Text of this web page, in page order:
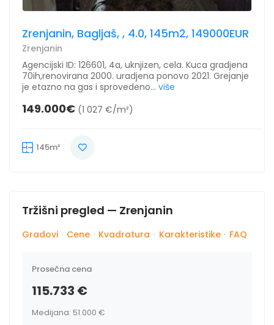
Zrenjanin, Bagljaš, , 4.0, 145m2, 149000EUR
Zrenjanin
Agencijski ID: 126601, 4a, uknjizen, cela. Kuca gradjena
70ih,renovirana 2000. uradjena ponovo 2021. Grejanje
je etazno na gas i sprovedeno... više
149.000€ (1 027 €/m²)
145m²
Tržišni pregled — Zrenjanin
Gradovi · Cene · Kvadratura · Karakteristike · FAQ
Prosečna cena
115.733 €
Medijana: 51.000 €